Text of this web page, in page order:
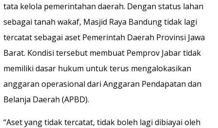
tata kelola pemerintahan daerah. Dengan status lahan
sebagai tanah wakaf, Masjid Raya Bandung tidak lagi
tercatat sebagai aset Pemerintah Daerah Provinsi Jawa
Barat. Kondisi tersebut membuat Pemprov Jabar tidak
memiliki dasar hukum untuk terus mengalokasikan
anggaran operasional dari Anggaran Pendapatan dan
Belanja Daerah (APBD).
“Aset yang tidak tercatat, tidak boleh lagi dibiayai oleh